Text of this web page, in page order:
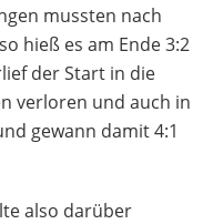
mussten nach
hieß es am Ende 3:2
der Start in die
verloren und auch in
gewann damit 4:1
also darüber